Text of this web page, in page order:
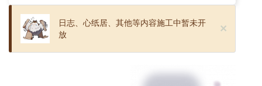
日志、心纸居、其他等内容施工中暂未开
放
×